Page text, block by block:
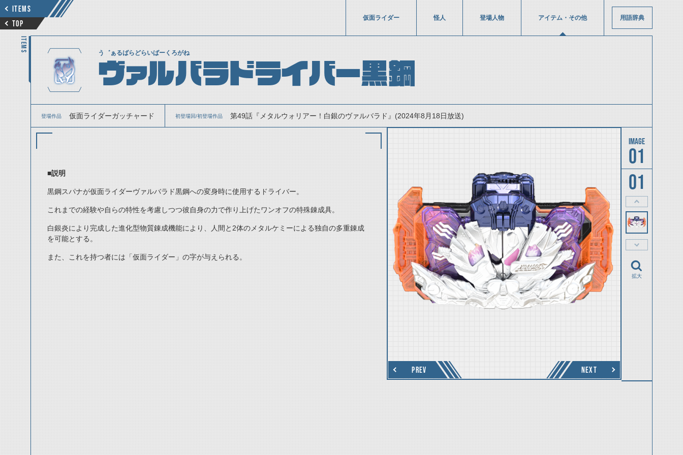
ITEMS
TOP
仮面ライダー 怪人 登場人物 アイテム・その他 用語辞典
ITEMS
う゛ぁるばらどらいばーくろがね
ヴァルバラドライバー黒鋼
登場作品 仮面ライダーガッチャード 初登場回/初登場作品 第49話『メタルウォリアー！白銀のヴァルバラド』(2024年8月18日放送)
■説明
黒鋼スパナが仮面ライダーヴァルバラド黒鋼への変身時に使用するドライバー。
これまでの経験や自らの特性を考慮しつつ彼自身の力で作り上げたワンオフの特殊錬成具。
白銀炎により完成した進化型物質錬成機能により、人間と2体のメタルケミーによる独自の多重錬成
を可能とする。
また、これを持つ者には「仮面ライダー」の字が与えられる。
PREV NEXT
01
01
thumbnail Prev
thumbnail Next
拡大